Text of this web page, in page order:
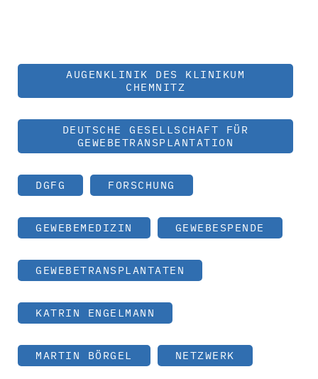
AUGENKLINIK DES KLINIKUM
CHEMNITZ
DEUTSCHE GESELLSCHAFT FÜR
GEWEBETRANSPLANTATION
DGFG FORSCHUNG
GEWEBEMEDIZIN GEWEBESPENDE
GEWEBETRANSPLANTATEN
KATRIN ENGELMANN
MARTIN BÖRGEL NETZWERK